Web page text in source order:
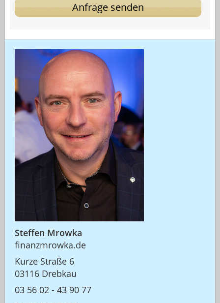
Anfrage senden
Steffen Mrowka
finanzmrowka.de
Kurze Straße 6
03116 Drebkau
03 56 02 - 43 90 77